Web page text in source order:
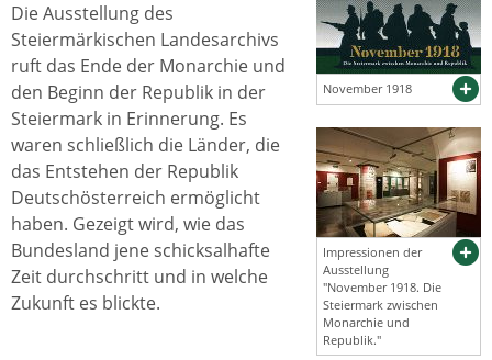
November 1918
Impressionen der
Ausstellung
"November 1918. Die
Steiermark zwischen
Monarchie und
Republik."
Die Ausstellung des
Steiermärkischen Landesarchivs
ruft das Ende der Monarchie und
den Beginn der Republik in der
Steiermark in Erinnerung. Es
waren schließlich die Länder, die
das Entstehen der Republik
Deutschösterreich ermöglicht
haben. Gezeigt wird, wie das
Bundesland jene schicksalhafte
Zeit durchschritt und in welche
Zukunft es blickte.